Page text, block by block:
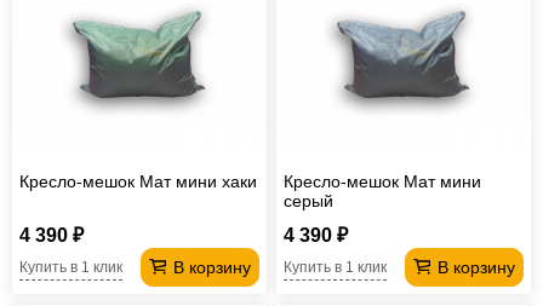
Кресло-мешок Мат мини хаки
4 390 ₽
В корзину
Купить в 1 клик
Кресло-мешок Мат мини
серый
4 390 ₽
В корзину
Купить в 1 клик